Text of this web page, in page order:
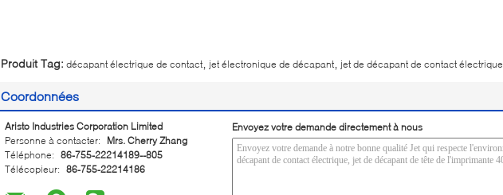
Produit Tag: décapant électrique de contact jet électronique de décapant jet de décapant de contact électrique
Coordonnées
Aristo Industries Corporation Limited
Personne à contacter:
Mrs. Cherry Zhang
Téléphone: 86-755-22214189--805
Télécopieur: 86-755-22214186
Envoyez votre demande directement à nous